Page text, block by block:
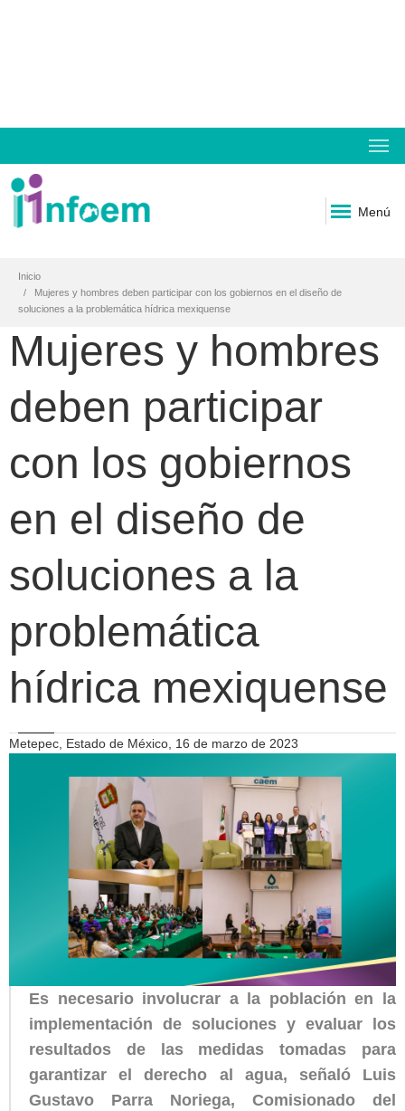
Menú
Inicio
Mujeres y hombres deben participar con los gobiernos en el diseño de
soluciones a la problemática hídrica mexiquense
Mujeres y hombres
deben participar
con los gobiernos
en el diseño de
soluciones a la
problemática
hídrica mexiquense
Metepec, Estado de México, 16 de marzo de 2023
Es necesario involucrar a la población en la
implementación de soluciones y evaluar los
resultados de las medidas tomadas para
garantizar el derecho al agua, señaló Luis
Gustavo Parra Noriega, Comisionado del